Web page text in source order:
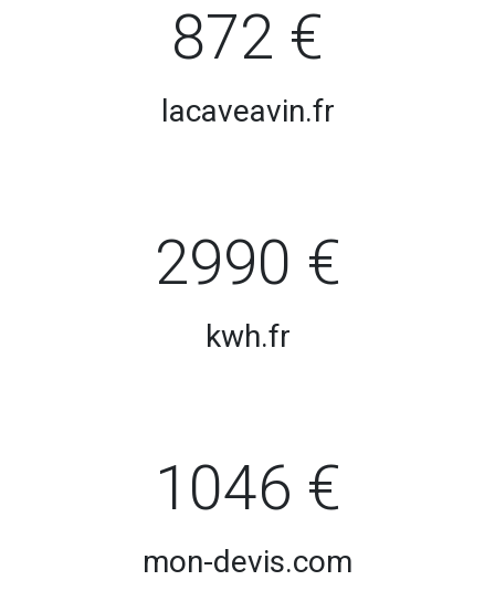
872 €
lacaveavin.fr
2990 €
kwh.fr
1046 €
mon-devis.com